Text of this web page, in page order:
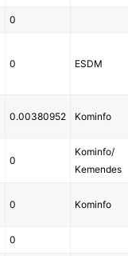
0
0 ESDM
0.00380952 Kominfo
0
Kominfo/
Kemendes
0 Kominfo
0